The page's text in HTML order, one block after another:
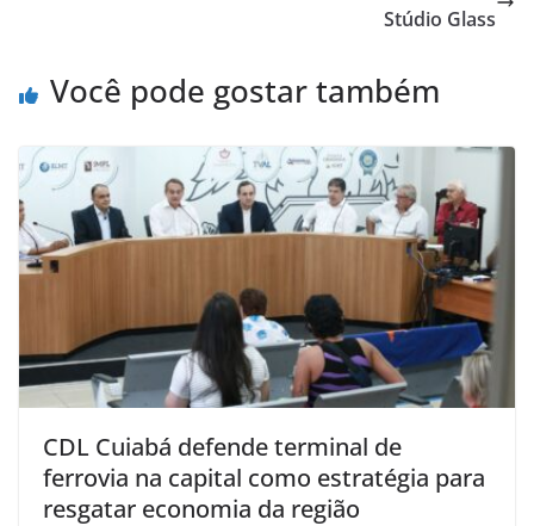
Stúdio Glass
Você pode gostar também
CDL Cuiabá defende terminal de
ferrovia na capital como estratégia para
resgatar economia da região